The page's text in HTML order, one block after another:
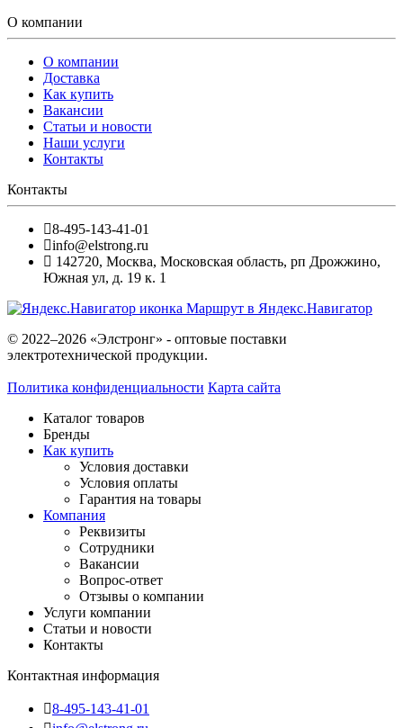
О компании
О компании
Доставка
Как купить
Вакансии
Статьи и новости
Наши услуги
Контакты
Контакты
8-495-143-41-01
info@elstrong.ru
142720, Москва, Московская область, рп Дрожжино,
Южная ул, д. 19 к. 1
Маршрут в Яндекс.Навигатор
© 2022–2026 «Элстронг» - оптовые поставки
электротехнической продукции.
Политика конфиденциальности Карта сайта
Каталог товаров
Бренды
Как купить
Условия доставки
Условия оплаты
Гарантия на товары
Компания
Реквизиты
Сотрудники
Вакансии
Вопрос-ответ
Отзывы о компании
Услуги компании
Статьи и новости
Контакты
Контактная информация
8-495-143-41-01